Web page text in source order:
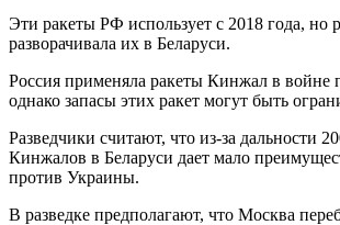
Эти ракеты РФ использует с 2018 года, но
разворачивала их в Беларуси.
Россия применяла ракеты Кинжал в войне
однако запасы этих ракет могут быть
Разведчики считают, что из-за дальности
Кинжалов в Беларуси дает мало
против Украины.
В разведке предполагают, что Москва